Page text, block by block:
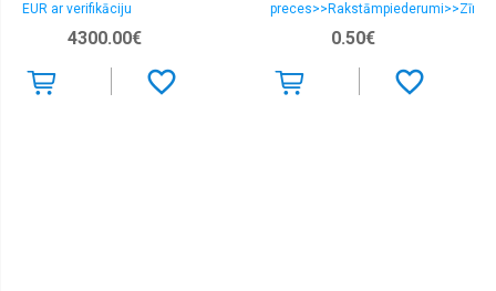
EUR ar verifikāciju
4300.00€ 0.50€